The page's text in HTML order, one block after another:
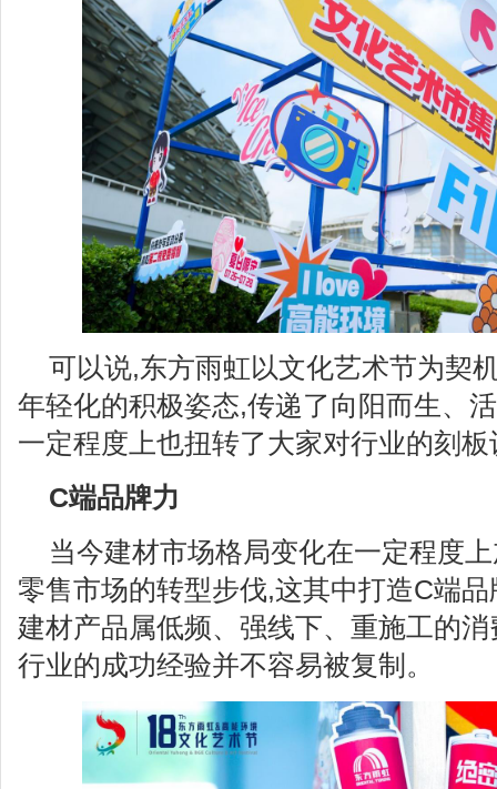
可以说,东方雨虹以文化艺术节为契
年轻化的积极姿态,传递了向阳而生、
一定程度上也扭转了大家对行业的刻板
C端品牌力
当今建材市场格局变化在一定程度
零售市场的转型步伐,这其中打造C端
建材产品属低频、强线下、重施工的
行业的成功经验并不容易被复制。